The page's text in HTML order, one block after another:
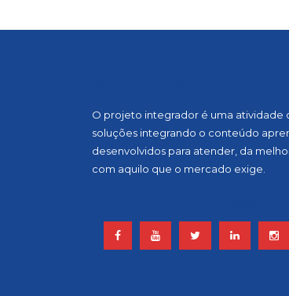
O projeto integrador é uma atividade
soluções integrando o conteúdo
desenvolvidos para atender, da
com aquilo que o mercado exige.